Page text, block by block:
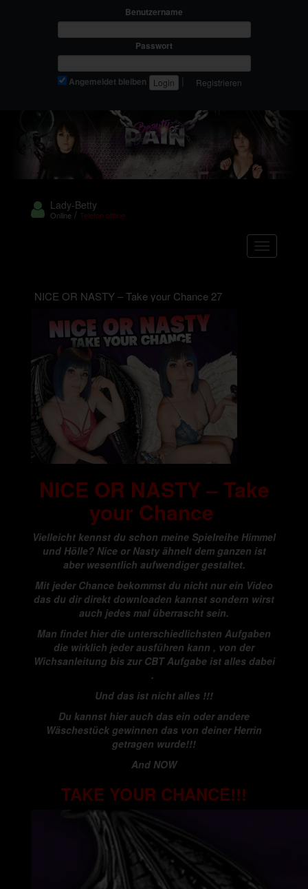
Benutzername
Passwort
Angemeldet bleiben Registrieren
Lady-Betty
Online /Telefon offline
NICE OR NASTY – Take your Chance 27
NICE OR NASTY – Take
your Chance
Vielleicht kennst du schon meine Spielreihe Himmel
und Hölle? Nice or Nasty ähnelt dem ganzen ist
aber wesentlich aufwendiger gestaltet.
Mit jeder Chance bekommst du nicht nur ein Video
das du dir direkt downloaden kannst sondern wirst
auch jedes mal überrascht sein.
Man findet hier die unterschiedlichsten Aufgaben
die wirklich jeder ausführen kann , von der
Wichsanleitung bis zur CBT Aufgabe ist alles dabei
.
Und das ist nicht alles !!!
Du kannst hier auch das ein oder andere
Wäschestück gewinnen das von deiner Herrin
getragen wurde!!!
And NOW
TAKE YOUR CHANCE!!!